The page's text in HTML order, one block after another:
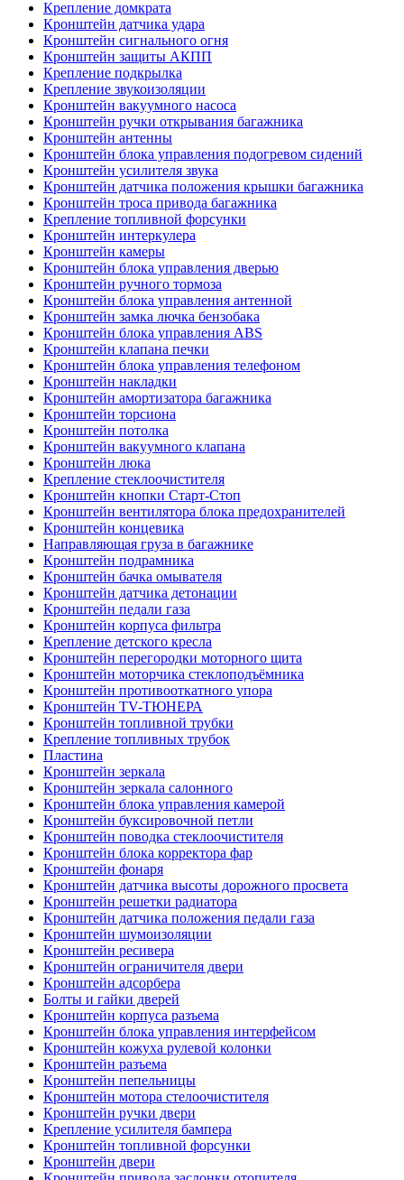
Крепление домкрата
Кронштейн датчика удара
Кронштейн сигнального огня
Кронштейн защиты АКПП
Крепление подкрылка
Крепление звукоизоляции
Кронштейн вакуумного насоса
Кронштейн ручки открывания багажника
Кронштейн антенны
Кронштейн блока управления подогревом сидений
Кронштейн усилителя звука
Кронштейн датчика положения крышки багажника
Кронштейн троса привода багажника
Крепление топливной форсунки
Кронштейн интеркулера
Кронштейн камеры
Кронштейн блока управления дверью
Кронштейн ручного тормоза
Кронштейн блока управления антенной
Кронштейн замка лючка бензобака
Кронштейн блока управления ABS
Кронштейн клапана печки
Кронштейн блока управления телефоном
Кронштейн накладки
Кронштейн амортизатора багажника
Кронштейн торсиона
Кронштейн потолка
Кронштейн вакуумного клапана
Кронштейн люка
Крепление стеклоочистителя
Кронштейн кнопки Старт-Стоп
Кронштейн вентилятора блока предохранителей
Кронштейн концевика
Направляющая груза в багажнике
Кронштейн подрамника
Кронштейн бачка омывателя
Кронштейн датчика детонации
Кронштейн педали газа
Кронштейн корпуса фильтра
Крепление детского кресла
Кронштейн перегородки моторного щита
Кронштейн моторчика стеклоподъёмника
Кронштейн противооткатного упора
Кронштейн TV-ТЮНЕРА
Кронштейн топливной трубки
Крепление топливных трубок
Пластина
Кронштейн зеркала
Кронштейн зеркала салонного
Кронштейн блока управления камерой
Кронштейн буксировочной петли
Кронштейн поводка стеклоочистителя
Кронштейн блока корректора фар
Кронштейн фонаря
Кронштейн датчика высоты дорожного просвета
Кронштейн решетки радиатора
Кронштейн датчика положения педали газа
Кронштейн шумоизоляции
Кронштейн ресивера
Кронштейн ограничителя двери
Кронштейн адсорбера
Болты и гайки дверей
Кронштейн корпуса разъема
Кронштейн блока управления интерфейсом
Кронштейн кожуха рулевой колонки
Кронштейн разъема
Кронштейн пепельницы
Кронштейн мотора стелоочистителя
Кронштейн ручки двери
Крепление усилителя бампера
Кронштейн топливной форсунки
Кронштейн двери